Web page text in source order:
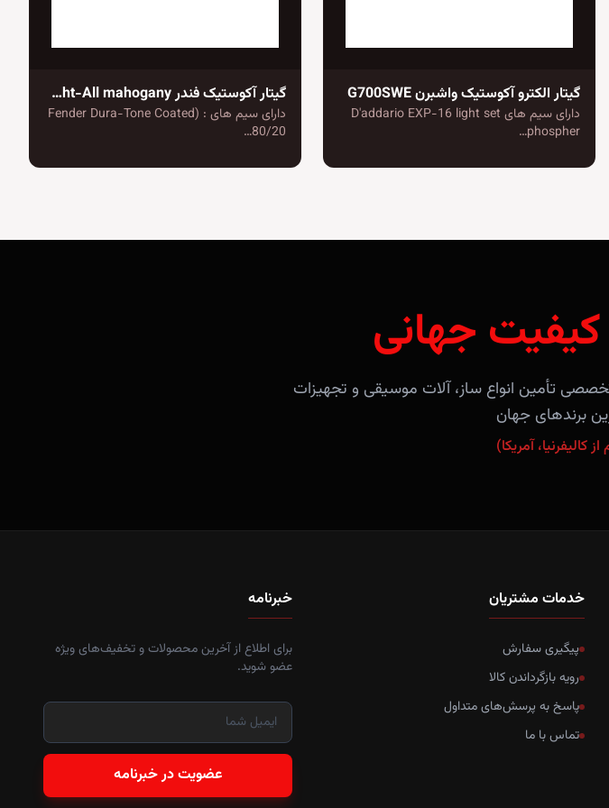
گیتار الکترو آکوستیک واشبرن G700SWE
دارای سیم های D'addario EXP-16 light set
phospher…
گیتار آکوستیک فندر CD-60SCE Dreadnought-All mahogany
دارای سیم های : (Fender Dura-Tone Coated
80/20…
کیفیت جهانی
سال تجربه، مرجع تخصصی تأمین انواع ساز، آلات موسیقی و تجهیزات
برندهای جهان
کالیفرنیا، آمریکا)
خدمات مشتریان
پیگیری سفارش
رویه بازگرداندن کالا
پاسخ به پرسش‌های متداول
تماس با ما
خبرنامه
برای اطلاع از آخرین محصولات و تخفیف‌های ویژه
عضو شوید.
عضویت در خبرنامه